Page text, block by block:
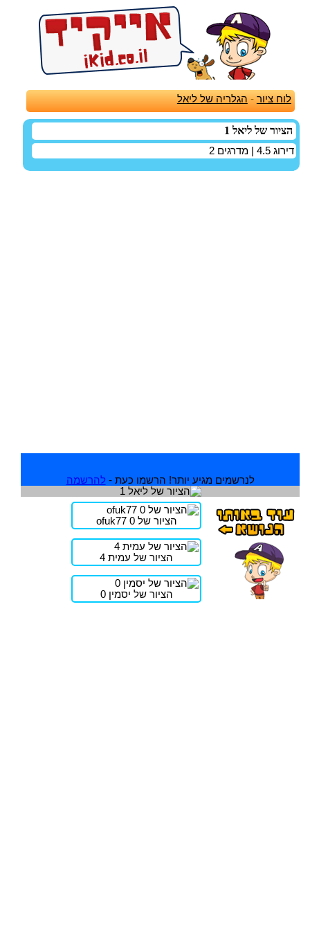
לוח ציור - הגלריה של ליאל
הציור של ליאל 1
דירוג 4.5 | מדרגים 2
לנרשמים מגיע יותר! הרשמו כעת - להרשמה
הציור של ofuk77 0
הציור של עמית 4
הציור של יסמין 0